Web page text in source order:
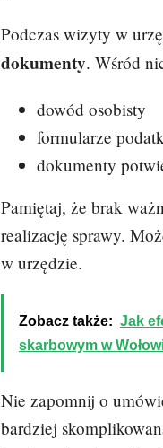
Podczas wizyty w
dokumenty. Wśród
dowód osobisty
formularze
dokumenty
Pamiętaj, że brak
realizację sprawy.
w urzędzie.
Zobacz także: Jak
skarbowym w
Nie zapomnij o
bardziej